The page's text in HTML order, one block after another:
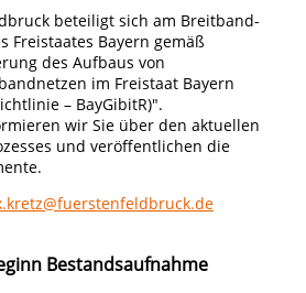
beteiligt sich am Breitband-
Freistaates Bayern gemäß
des Aufbaus von
im Freistaat Bayern
– BayGibitR)".
wir Sie über den aktuellen
und veröffentlichen die
Bestandsaufnahme